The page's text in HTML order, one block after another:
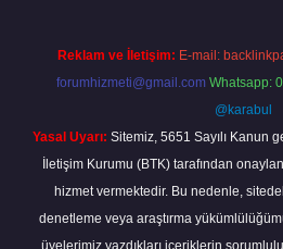
Reklam ve İletişim: E-mail:
forumhizmeti@gmail.com Whatsapp:
@karabul
Yasal Uyarı: Sitemiz, 5651 Sayılı Kanun
İletişim Kurumu (BTK) tarafından
hizmet vermektedir. Bu nedenle,
denetleme veya araştırma
üyelerimiz yazdıkları içeriklerin